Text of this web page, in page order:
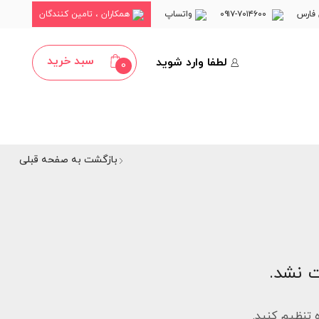
فارس واتساپ همکاران ، تامین کنندگان
لطفا وارد شوید 0 سبد خرید
بازگشت به صفحه قبلی
نشد.